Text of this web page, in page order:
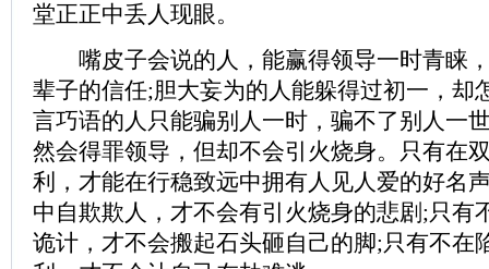
堂正正中丢人现眼。
嘴皮子会说的人，能赢得领导一时青睐
辈子的信任;胆大妄为的人能躲得过初一，却
言巧语的人只能骗别人一时，骗不了别人一
然会得罪领导，但却不会引火烧身。只有在
利，才能在行稳致远中拥有人见人爱的好名
中自欺欺人，才不会有引火烧身的悲剧;只有
诡计，才不会搬起石头砸自己的脚;只有不在